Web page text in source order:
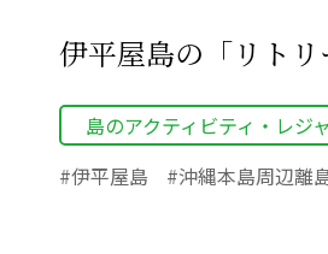
伊平屋島の「リト
島のアクティビティ・レジ
伊平屋島
沖縄本島周辺離